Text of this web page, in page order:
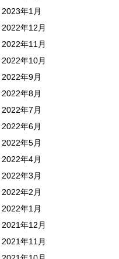
2023年1月
2022年12月
2022年11月
2022年10月
2022年9月
2022年8月
2022年7月
2022年6月
2022年5月
2022年4月
2022年3月
2022年2月
2022年1月
2021年12月
2021年11月